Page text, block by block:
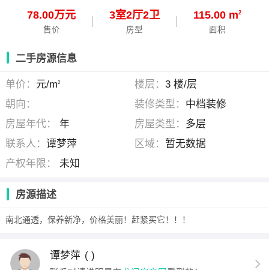
78.00万元
售价
3室2厅2卫
房型
115.00 m2
面积
二手房源信息
单价： 元/m2 楼层： 3 楼/层
朝向：
装修类型： 中档装修
房屋年代：
年 房屋类型： 多层
联系人：谭梦萍 区域： 暂无数据
产权年限：
未知
房源描述
南北通透，保养新净，价格美丽！赶紧买它！！！
谭梦萍 ( )